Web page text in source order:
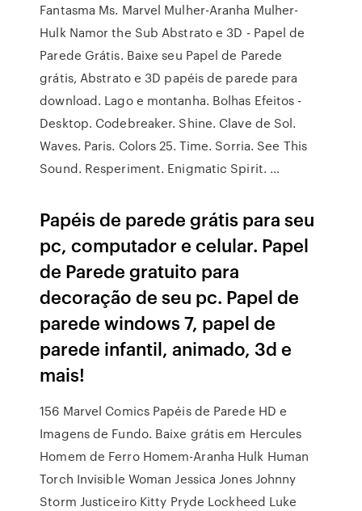
Fantasma Ms. Marvel Mulher-Aranha Mulher-
Hulk Namor the Sub Abstrato e 3D - Papel de
Parede Grátis. Baixe seu Papel de Parede
grátis, Abstrato e 3D papéis de parede para
download. Lago e montanha. Bolhas Efeitos -
Desktop. Codebreaker. Shine. Clave de Sol.
Waves. Paris. Colors 25. Time. Sorria. See This
Sound. Resperiment. Enigmatic Spirit. …
Papéis de parede grátis para seu
pc, computador e celular. Papel
de Parede gratuito para
decoração de seu pc. Papel de
parede windows 7, papel de
parede infantil, animado, 3d e
mais!
156 Marvel Comics Papéis de Parede HD e
Imagens de Fundo. Baixe grátis em Hercules
Homem de Ferro Homem-Aranha Hulk Human
Torch Invisible Woman Jessica Jones Johnny
Storm Justiceiro Kitty Pryde Lockheed Luke